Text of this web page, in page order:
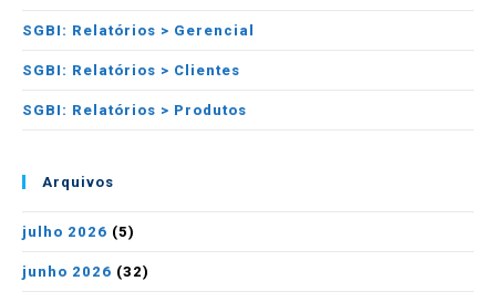
SGBI: Relatórios > Gerencial
SGBI: Relatórios > Clientes
SGBI: Relatórios > Produtos
Arquivos
julho 2026 (5)
junho 2026 (32)